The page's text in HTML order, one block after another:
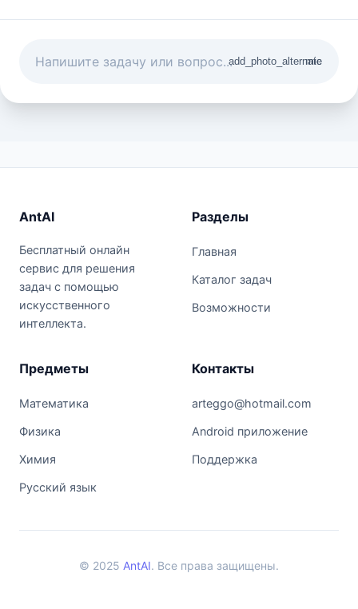
add_photo_alternate
mic
AntAI
Бесплатный онлайн
сервис для решения
задач с помощью
искусственного
интеллекта.
Разделы
Главная
Каталог задач
Возможности
Предметы
Математика
Физика
Химия
Русский язык
Контакты
arteggo@hotmail.com
Android приложение
Поддержка
© 2025 AntAI. Все права защищены.